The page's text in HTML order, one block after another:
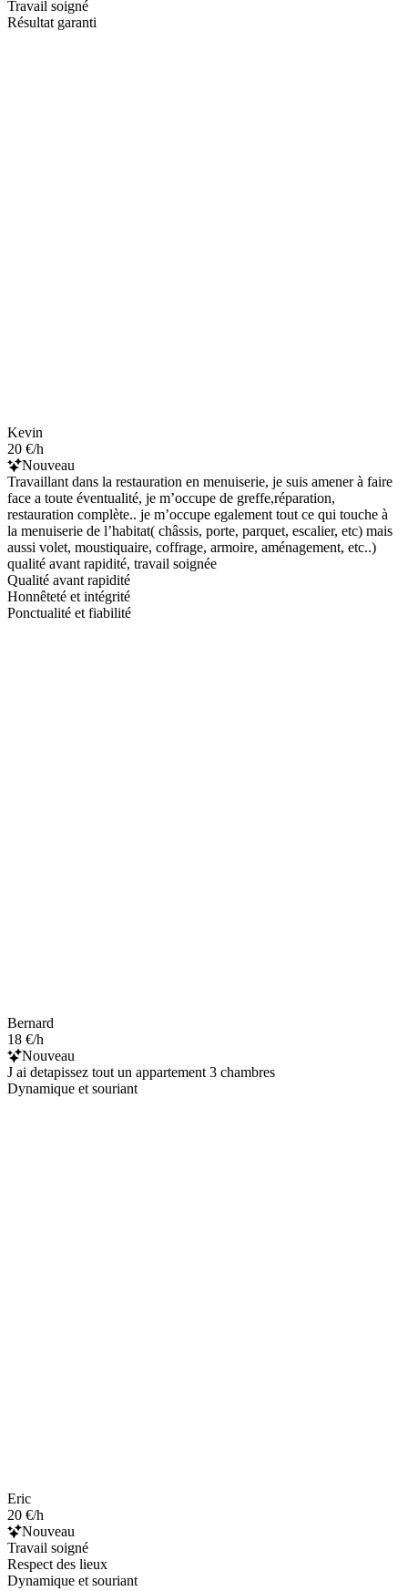
Travail soigné
Résultat garanti
Kevin
20 €/h
Nouveau
Travaillant dans la restauration en menuiserie, je suis amener à faire
face a toute éventualité, je m’occupe de greffe,réparation,
restauration complète.. je m’occupe egalement tout ce qui touche à
la menuiserie de l’habitat( châssis, porte, parquet, escalier, etc) mais
aussi volet, moustiquaire, coffrage, armoire, aménagement, etc..)
qualité avant rapidité, travail soignée
Qualité avant rapidité
Honnêteté et intégrité
Ponctualité et fiabilité
Bernard
18 €/h
Nouveau
J ai detapissez tout un appartement 3 chambres
Dynamique et souriant
Eric
20 €/h
Nouveau
Travail soigné
Respect des lieux
Dynamique et souriant